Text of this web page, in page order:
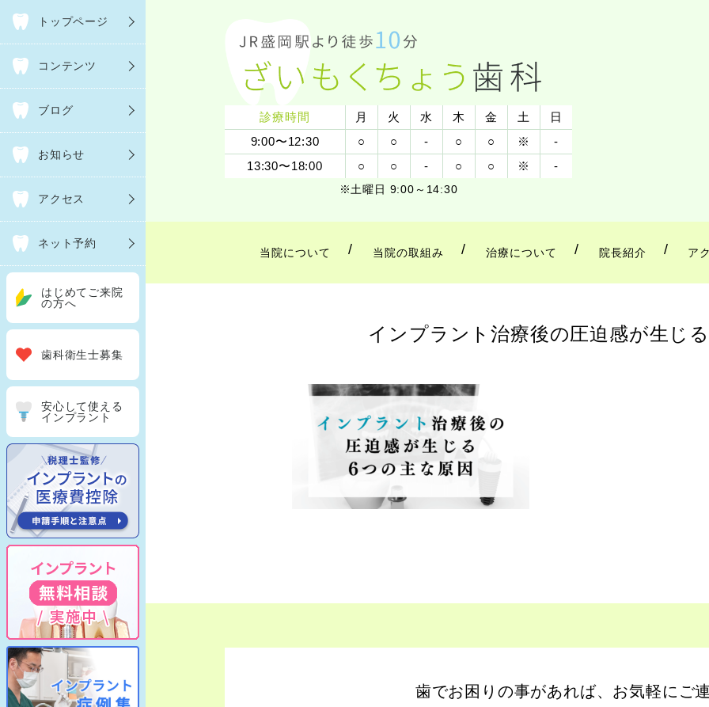
診療時間 月 火 水 木 金 土
日
9:00〜12:30
○ ○ - ○ ○ ※
-
13:30〜18:00
○ ○ - ○ ○ ※ -
※土曜日 9:00～14:30
当院について 当院の取組み 治療について 院長紹介 ア
トップページ
コンテンツ
ブログ
お知らせ
アクセス
ネット予約
はじめてご来院
の方へ
歯科衛生士募集
安心して使える
インプラント
インプラント治療後の圧迫感が生じ
歯でお困りの事があれば、お気軽にご